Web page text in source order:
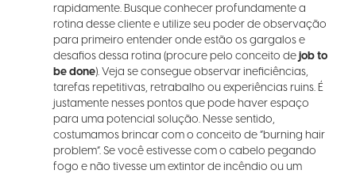
rapidamente. Busque conhecer profundamente a
rotina desse cliente e utilize seu poder de observação
para primeiro entender onde estão os gargalos e
desafios dessa rotina (procure pelo conceito dejob to
be done). Veja se consegue observar ineficiências,
tarefas repetitivas, retrabalho ou experiências ruins. É
justamente nesses pontos que pode haver espaço
para uma potencial solução. Nesse sentido,
costumamos brincar com o conceito de “burning hair
problem”. Se você estivesse com o cabelo pegando
fogo e não tivesse um extintor de incêndio ou um